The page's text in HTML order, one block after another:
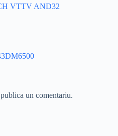
VTTV AND32
un comentariu.